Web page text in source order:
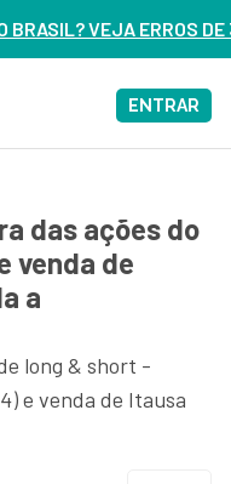
– ASSISTA AGORA
ENTRAR
das ações do
venda de
a
long & short -
e venda de Itausa